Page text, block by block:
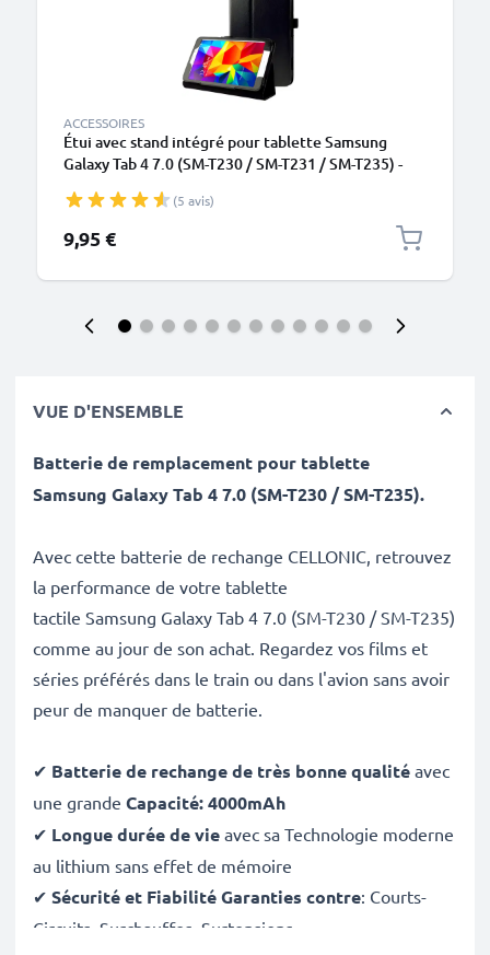
ACCESSOIRES
Étui avec stand intégré pour tablette Samsung
Galaxy Tab 4 7.0 (SM-T230 / SM-T231 / SM-T235) -
(5 avis)
9,95 €
VUE D'ENSEMBLE
Batterie de remplacement pour tablette
Samsung Galaxy Tab 4 7.0 (SM-T230 / SM-T235).
Avec cette batterie de rechange CELLONIC, retrouvez
la performance de votre tablette
tactile Samsung Galaxy Tab 4 7.0 (SM-T230 / SM-T235)
comme au jour de son achat. Regardez vos films et
séries préférés dans le train ou dans l'avion sans avoir
peur de manquer de batterie.
✔ Batterie de rechange de très bonne qualité avec
une grande Capacité: 4000mAh
✔ Longue durée de vie avec sa Technologie moderne
au lithium sans effet de mémoire
✔ Sécurité et Fiabilité Garanties contre: Courts-
Circuits, Surchauffes, Surtensions